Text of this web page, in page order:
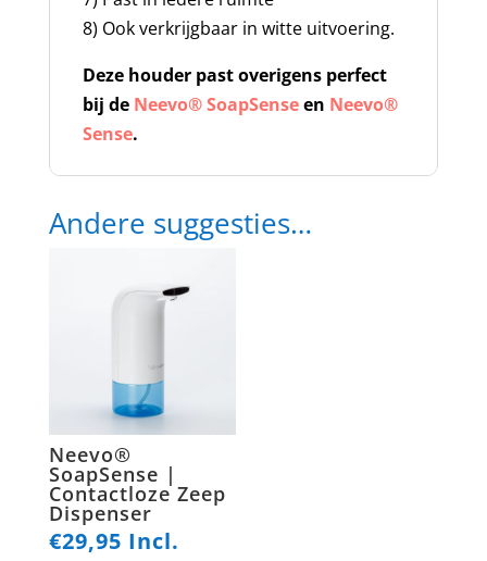
8) Ook verkrijgbaar in witte uitvoering.
Deze houder past overigens perfect
bij de Neevo® SoapSenseen Neevo®
Sense.
Andere suggesties…
Neevo®
SoapSense |
Contactloze Zeep
Dispenser
€29,95 Incl.